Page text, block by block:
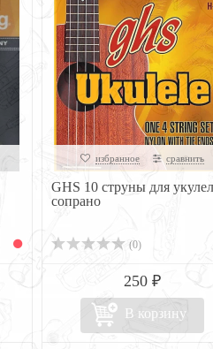
избранное сравнить
GHS 10 струны для
сопрано
(0)
250 ₽
В корзину